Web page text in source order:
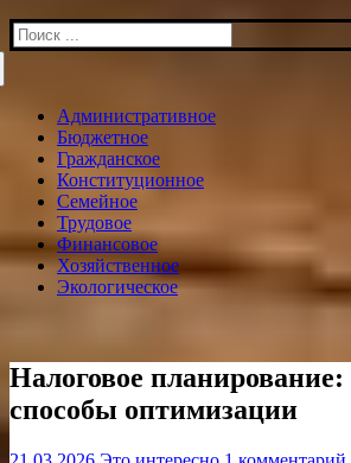
Искать:
Административное
Бюджетное
Гражданское
Конституционное
Семейное
Трудовое
Финансовое
Хозяйственное
Экологическое
Налоговое
способы оптимизации